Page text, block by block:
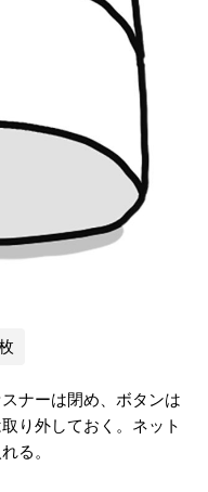
ナーは閉め、ボタンは
り外しておく。ネット
る。